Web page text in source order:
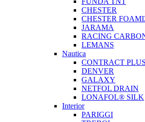
CHESTER
CHESTER
JARAMA
RACING
LEMANS
Nautica
CONTRACT PLUS
DENVER
GALAXY
NETFOL DRAIN
LONAFOL® SILK
Interior
PARIGGI